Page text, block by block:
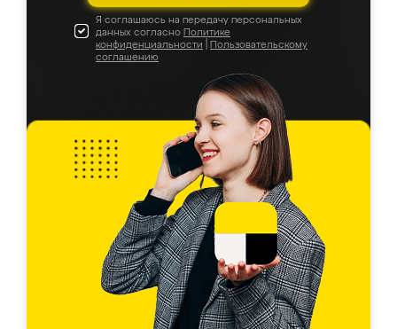
Я соглашаюсь на передачу персональных
данных согласно Политике
конфиденциальности
Пользовательскому
соглашению